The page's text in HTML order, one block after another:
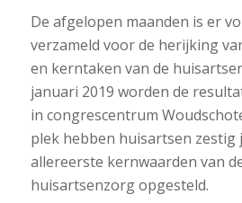
De afgelopen maanden is er
verzameld voor de herijking
en kerntaken van de
januari 2019 worden de
in congrescentrum
plek hebben huisartsen zestig
allereerste kernwaarden van
huisartsenzorg opgesteld.